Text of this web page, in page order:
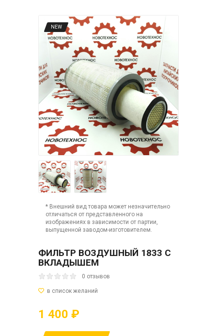
NEW
* Внешний вид товара может незначительно
отличаться от представленного на
изображениях в зависимости от партии,
выпущенной заводом-изготовителем.
ФИЛЬТР ВОЗДУШНЫЙ 1833 С
ВКЛАДЫШЕМ
0 отзывов
1 400 ₽